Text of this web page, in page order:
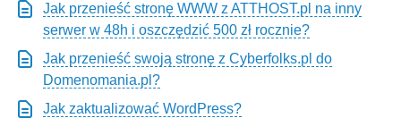
Jak przenieść stronę WWW z ATTHOST.pl na inny
serwer w 48h i oszczędzić 500 zł rocznie?
Jak przenieść swoją stronę z Cyberfolks.pl do
Domenomania.pl?
Jak zaktualizować WordPress?